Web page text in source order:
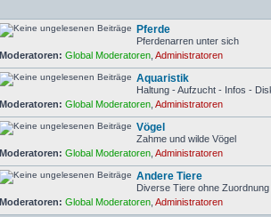
Pferde
Pferdenarren unter sich
Moderatoren: Global Moderatoren ,Administratoren
Aquaristik
Haltung - Aufzucht - Infos -
Moderatoren: Global Moderatoren ,Administratoren
Vögel
Zahme und wilde Vögel
Moderatoren: Global Moderatoren ,Administratoren
Andere Tiere
Diverse Tiere ohne Zuordnung
Moderatoren: Global Moderatoren ,Administratoren